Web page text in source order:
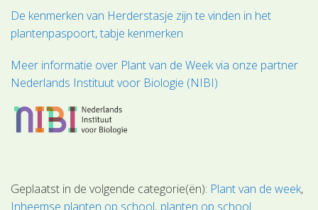
De kenmerken van Herderstasje zijn te vinden in het
plantenpaspoort, tabje kenmerken
Meer informatie over Plant van de Week via onze partner
Nederlands Instituut voor Biologie (NIBI)
Geplaatst in de volgende categorie(ën): Plant van de week
Inheemse planten op school planten op school